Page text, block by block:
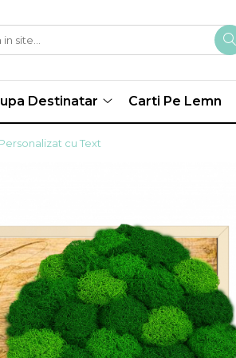
Destinatar Carti Pe Lemn
cu Text